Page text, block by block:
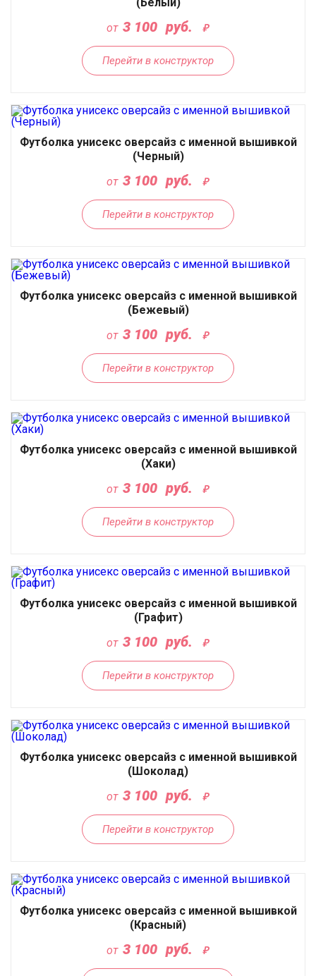
от 3 100 руб.
Перейти в конструктор
Футболка унисекс оверсайз с именной вышивкой
(Черный)
от 3 100 руб.
Перейти в конструктор
Футболка унисекс оверсайз с именной вышивкой
(Бежевый)
от 3 100 руб.
Перейти в конструктор
Футболка унисекс оверсайз с именной вышивкой
(Хаки)
от 3 100 руб.
Перейти в конструктор
Футболка унисекс оверсайз с именной вышивкой
(Графит)
от 3 100 руб.
Перейти в конструктор
Футболка унисекс оверсайз с именной вышивкой
(Шоколад)
от 3 100 руб.
Перейти в конструктор
Футболка унисекс оверсайз с именной вышивкой
(Красный)
от 3 100 руб.